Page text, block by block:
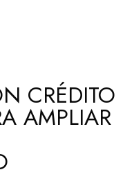
CRÉDITO
AMPLIAR